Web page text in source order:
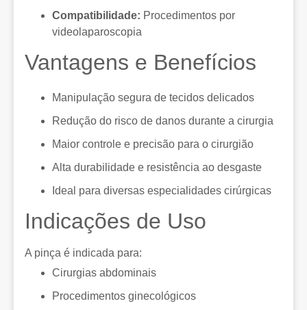
Compatibilidade: Procedimentos por
videolaparoscopia
Vantagens e Benefícios
Manipulação segura de tecidos delicados
Redução do risco de danos durante a cirurgia
Maior controle e precisão para o cirurgião
Alta durabilidade e resistência ao desgaste
Ideal para diversas especialidades cirúrgicas
Indicações de Uso
A pinça é indicada para:
Cirurgias abdominais
Procedimentos ginecológicos